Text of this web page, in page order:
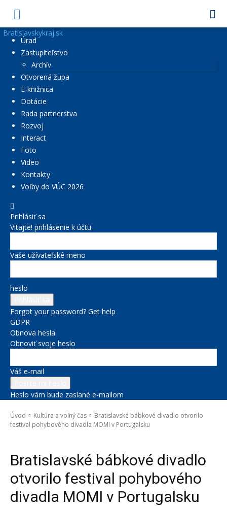
Bratislavskykraj.sk
Úrad
Zastupiteľstvo
Archív
Otvorená župa
E-knižnica
Dotácie
Rada partnerstva
Rozvoj
Interact
Foto
Video
Kontakty
Voľby do VÚC 2026
Prihlásiť sa
Vitajte! prihlásenie k účtu
Vaše užívateľské meno
heslo
Forgot your password? Get help
GDPR
Obnova hesla
Obnoviť svoje heslo
Váš e-mail
Heslo vám bude zaslané e-mailom
Úvod Kultúra a voľný čas
Bratislavské bábkové divadlo otvorilo
festival pohybového divadla MOMI v Portugalsku
Bratislavské bábkové divadlo
otvorilo festival pohybového
divadla MOMI v Portugalsku